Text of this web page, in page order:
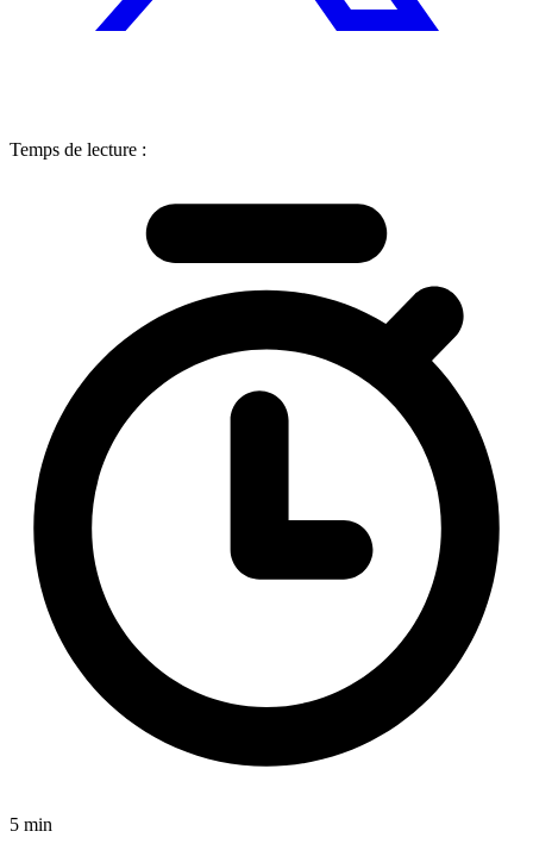
Temps de lecture :
5 min